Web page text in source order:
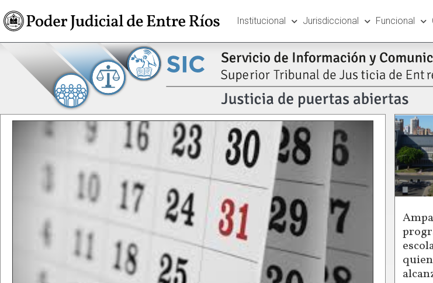
Institucional Jurisdiccional Funcional